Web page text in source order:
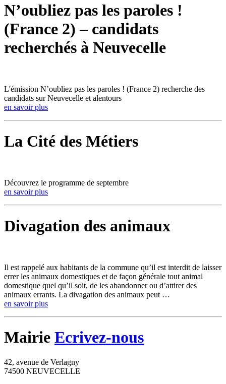
N’oubliez pas les paroles !
(France 2) – candidats
recherchés à Neuvecelle
L'émission N’oubliez pas les paroles ! (France 2) recherche des
candidats sur Neuvecelle et alentours
en savoir plus
La Cité des Métiers
Découvrez le programme de septembre
en savoir plus
Divagation des animaux
Il est rappelé aux habitants de la commune qu’il est interdit de laisser
errer les animaux domestiques et de façon générale tout animal
domestique quel qu’il soit, de les abandonner ou d’attirer des
animaux errants. La divagation des animaux peut …
en savoir plus
Mairie Ecrivez-nous
42, avenue de Verlagny
74500 NEUVECELLE